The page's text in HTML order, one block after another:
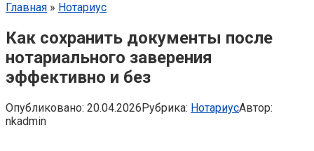
Главная » Нотариус
Как сохранить документы после
нотариального заверения
эффективно и без
Опубликовано: 20.04.2026Рубрика: НотариусАвтор:
nkadmin